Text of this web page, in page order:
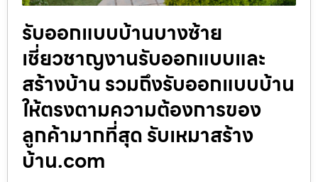
รับออกแบบบ้านบางซ้าย
เชี่ยวชาญงานรับออกแบบและ
สร้างบ้าน รวมถึงรับออกแบบบ้าน
ให้ตรงตามความต้องการของ
ลูกค้ามากที่สุด รับเหมาสร้าง
บ้าน.com